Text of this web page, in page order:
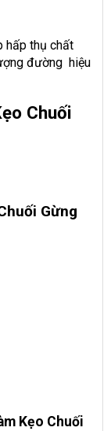
hấp thụ chất
đường hiệu
Chuối
Gừng
Kẹo Chuối